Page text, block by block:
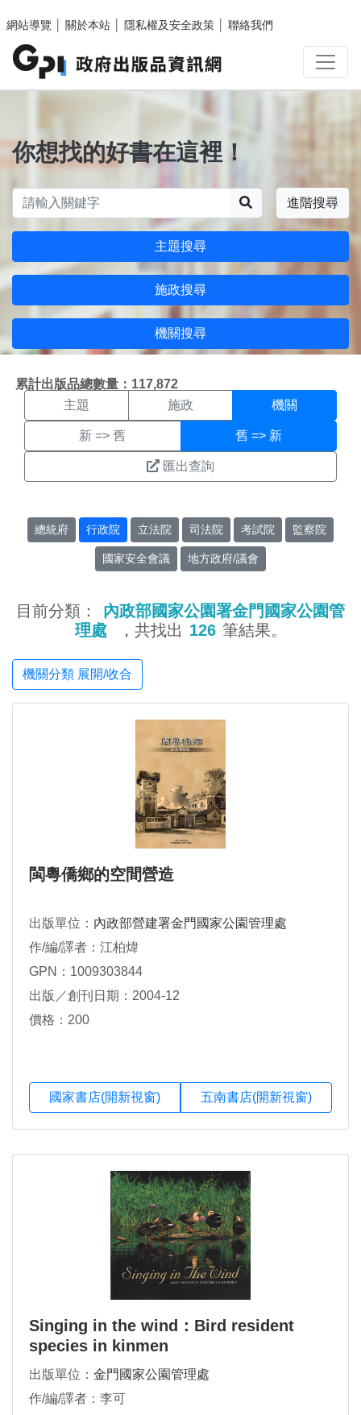
網站導覽
關於本站 隱私權及安全政策 聯絡我們
你想找的好書在這裡！
進階搜尋
主題搜尋
施政搜尋
機關搜尋
累計出版品總數量：117,872
機關搜尋結果頁面
主題 施政 機關
新 => 舊 舊 => 新
匯出查詢
總統府 行政院 立法院 司法院 考試院 監察院
國家安全會議 地方政府/議會
目前分類：
內政部國家公園署金門國家公園管
理處
，共找出 126 筆結果。
機關分類 展開/收合
閩粵僑鄉的空間營造
出版單位： 內政部營建署金門國家公園管理處
作/編/譯者：江柏煒
GPN：1009303844
出版／創刊日期：2004-12
價格：200
國家書店(開新視窗) 五南書店(開新視窗)
Singing in the wind：Bird resident
species in kinmen
出版單位： 金門國家公園管理處
作/編/譯者：李可